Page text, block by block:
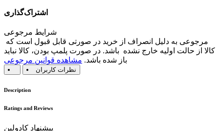
اشتراک‌گذاری
شرایط مرجوعی
کالا از حالت اولیه خارج نشده باشد. در صورت پلمپ بودن، کالا نباید
باز شده باشد. مشاهده قوانین مرجوعی
نظرات کاربران
Description
Ratings and Reviews
پیشنهاد کادولین